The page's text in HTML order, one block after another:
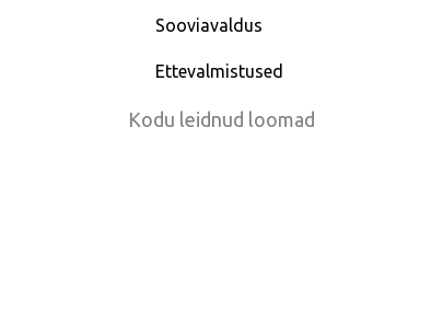
Sooviavaldus
Ettevalmistused
Kodu leidnud loomad